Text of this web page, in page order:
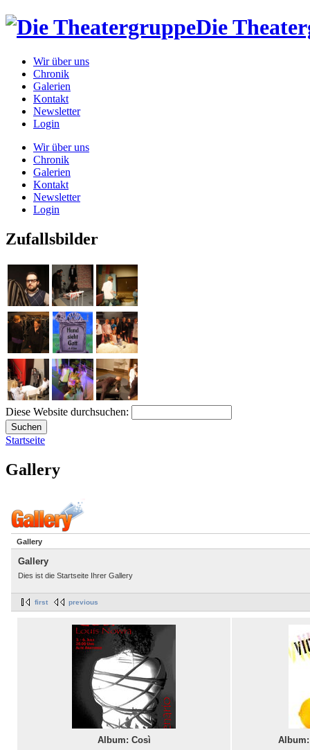
Die
Wir über uns
Chronik
Galerien
Kontakt
Newsletter
Login
Wir über uns
Chronik
Galerien
Kontakt
Newsletter
Login
Zufallsbilder
Diese Website durchsuchen:
Startseite
Gallery
Gallery
Gallery
Dies ist die Startseite Ihrer Gallery
first previous
Album: Così